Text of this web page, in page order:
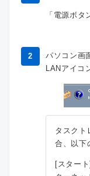
「電源ボタ
2
パソコン画
LANアイコ
タスクト
合、以下
[スター